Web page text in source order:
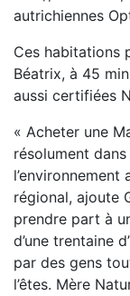
autrichiennes
Ces habitations
Béatrix, à 45
aussi certifiées
« Acheter une
résolument
régional, ajoute
prendre part à
d’une trentaine
par des gens
l’êtes. Mère